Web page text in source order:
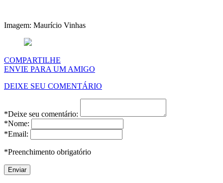
Imagem: Maurício Vinhas
COMPARTILHE
ENVIE PARA UM AMIGO
DEIXE SEU COMENTÁRIO
*Deixe seu comentário:
*Nome:
*Email:
*Preenchimento obrigatório